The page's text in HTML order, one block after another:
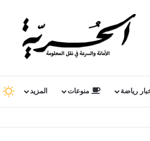
رياضة منوعات المزيد